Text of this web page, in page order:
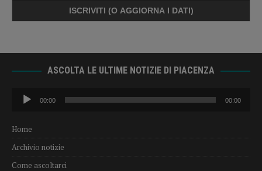
ASCOLTA LE ULTIME NOTIZIE DI PIACENZA
Audio
Player
00:00 00:00
Home
Archivio notizie
Come ascoltarci